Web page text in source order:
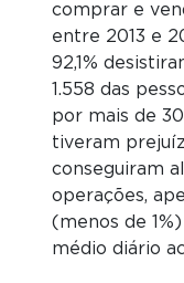
comprar e
entre 2013 e
92,1%
1.558 das
por mais de
tiveram
conseguiram
operações,
(menos de
médio diário